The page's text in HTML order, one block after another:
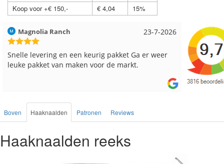
Koop voor +€ 150,-
€ 4,04 15%
17-7-2026
Hilde uit Loyers
Reeds meerdere keren breigaren en breinaalden
besteld, altijd heel tevreden over de service.
Loes uit
Snelle
Boven Haaknaalden Patronen Reviews
Haaknaalden reeks